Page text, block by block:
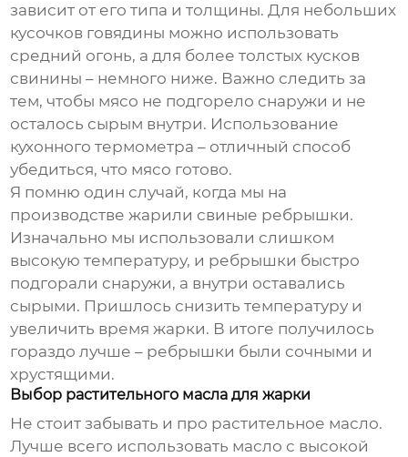
зависит от его типа и толщины. Для небольших
кусочков говядины можно использовать
средний огонь, а для более толстых кусков
свинины – немного ниже. Важно следить за
тем, чтобы мясо не подгорело снаружи и не
осталось сырым внутри. Использование
кухонного термометра – отличный способ
убедиться, что мясо готово.
Я помню один случай, когда мы на
производстве жарили свиные ребрышки.
Изначально мы использовали слишком
высокую температуру, и ребрышки быстро
подгорали снаружи, а внутри оставались
сырыми. Пришлось снизить температуру и
увеличить время жарки. В итоге получилось
гораздо лучше – ребрышки были сочными и
хрустящими.
Выбор растительного масла для жарки
Не стоит забывать и про растительное масло.
Лучше всего использовать масло с высокой